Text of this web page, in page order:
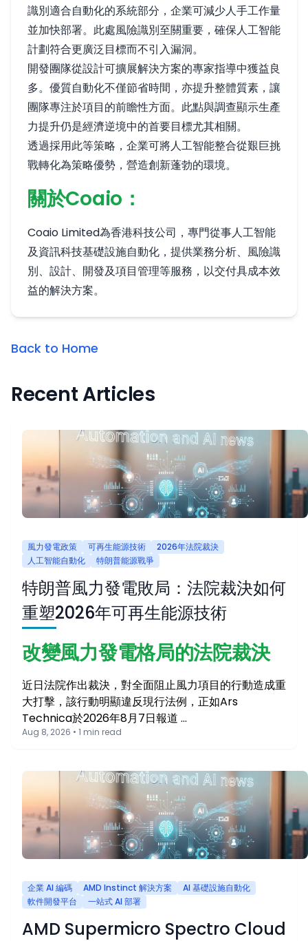
識別適合自動化的系統部分，企業可減少人手工作量
並加快部署。此處風險識別至關重要，確保人工智能
計劃符合更廣泛目標而不引入漏洞。
開發團隊從設計可擴展解決方案的專家指導中獲益良
多。優質自動化不僅節省時間，亦提升整體質素，讓
團隊專注於項目的前瞻性方面。此點與調查顯示生產
力提升仍是經濟逆境中的首要目標尤其相關。
透過採用此等策略，企業可將人工智能整合從艱巨挑
戰轉化為策略優勢，營造創新蓬勃的環境。
關於Coaio：
Coaio Limited為香港科技公司，專門從事人工智能
及資訊科技基礎設施自動化，提供業務分析、風險識
別、設計、開發及項目管理等服務，以交付具成本效
益的解決方案。
Back to Home
Recent Articles
風力發電政策 可再生能源技術
2026年法院裁決
人工智能自動化
特朗普能源戰爭
特朗普風力發電敗局：法院裁決如何
重塑2026年可再生能源技術
改變風力發電格局的法院裁決
近日法院作出裁決，對全面阻止風力項目的行動造成重
大打擊，該行動明顯違反現行法例，正如Ars
Technica於2026年8月7日報道 …
Aug 8, 2026 • 1 min read
企業 AI 編碼 AMD Instinct 解決方案
AI 基礎設施自動化
軟件開發平台
一站式 AI 部署
AMD Supermicro Spectro Cloud